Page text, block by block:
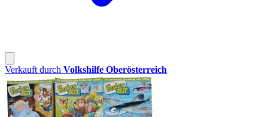
Verkauft durch Volkshilfe Oberösterreich